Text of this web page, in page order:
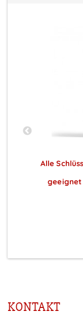
Alle
geeignet
KONTAKT